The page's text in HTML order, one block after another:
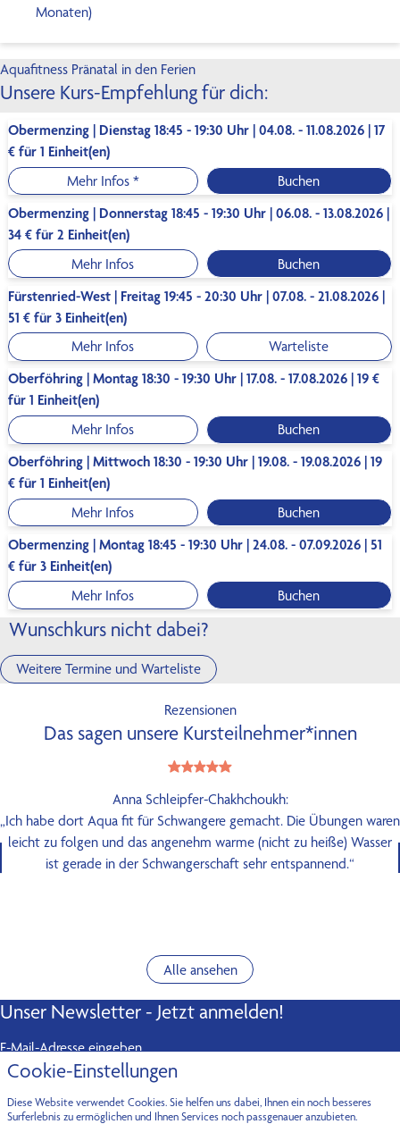
Monaten)
Aquafitness Pränatal in den Ferien
Unsere Kurs-Empfehlung für dich:
Obermenzing | Dienstag 18:45 - 19:30 Uhr | 04.08. - 11.08.2026 | 17
€ für 1 Einheit(en)
Mehr Infos *
Buchen
Obermenzing | Donnerstag 18:45 - 19:30 Uhr | 06.08. - 13.08.2026 |
34 € für 2 Einheit(en)
Mehr Infos
Buchen
Fürstenried-West | Freitag 19:45 - 20:30 Uhr | 07.08. - 21.08.2026 |
51 € für 3 Einheit(en)
Mehr Infos
Warteliste
Oberföhring | Montag 18:30 - 19:30 Uhr | 17.08. - 17.08.2026 | 19 €
für 1 Einheit(en)
Mehr Infos
Buchen
Oberföhring | Mittwoch 18:30 - 19:30 Uhr | 19.08. - 19.08.2026 | 19
€ für 1 Einheit(en)
Mehr Infos
Buchen
Obermenzing | Montag 18:45 - 19:30 Uhr | 24.08. - 07.09.2026 | 51
€ für 3 Einheit(en)
Mehr Infos
Buchen
Wunschkurs nicht dabei?
Weitere Termine und Warteliste
Rezensionen
Das sagen unsere Kursteilnehmer*innen
Anna Schleipfer-Chakhchoukh:
„Ich habe dort Aqua fit für Schwangere gemacht. Die Übungen waren
leicht zu folgen und das angenehm warme (nicht zu heiße) Wasser
ist gerade in der Schwangerschaft sehr entspannend.“
Alle ansehen
Unser Newsletter - Jetzt anmelden!
E-Mail-Adresse eingeben
Kontakt
Cookie-Einstellungen
Diese Website verwendet Cookies. Sie helfen uns dabei, Ihnen ein noch besseres
Surferlebnis zu ermöglichen und Ihnen Services noch passgenauer anzubieten.